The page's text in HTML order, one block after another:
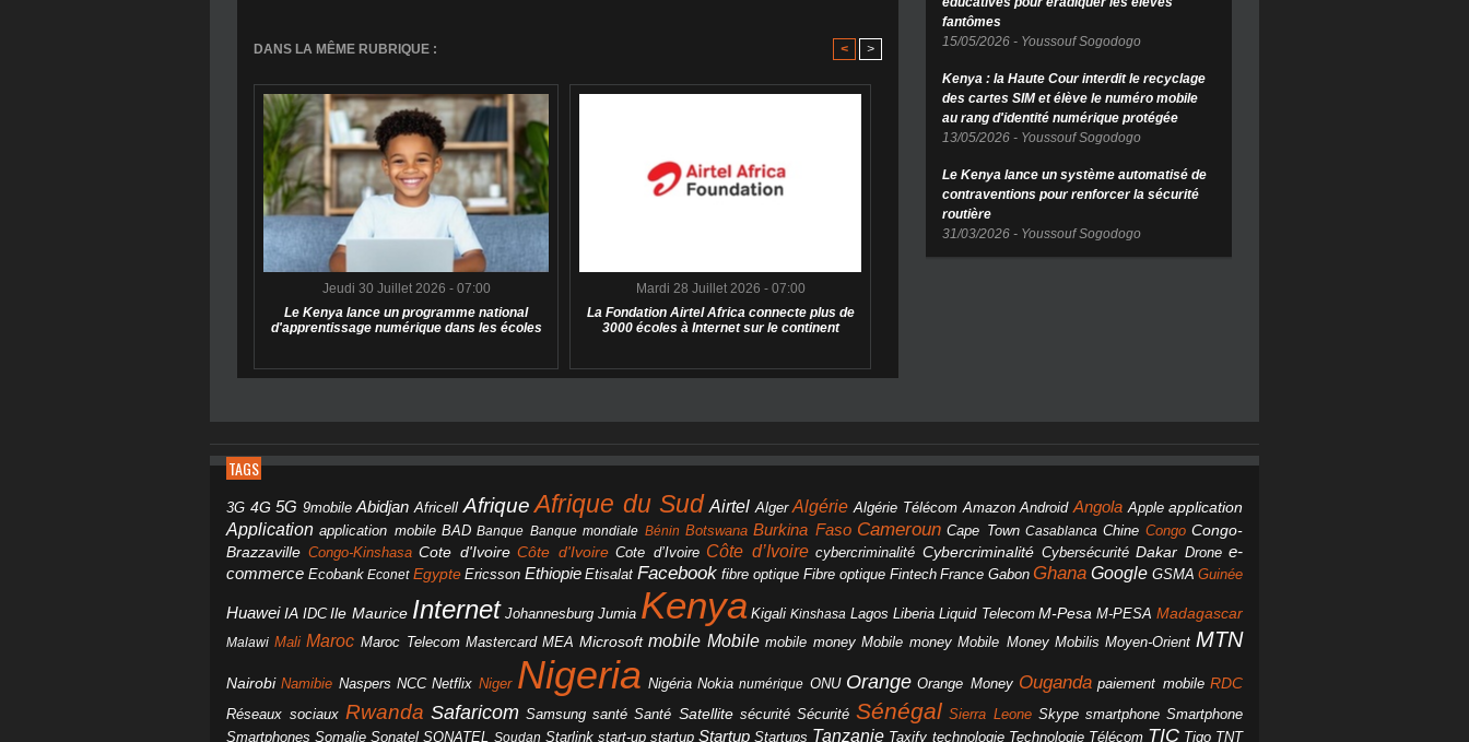
DANS LA MÊME RUBRIQUE : < >
Jeudi 30 Juillet 2026 - 07:00
Le Kenya lance un programme national
d'apprentissage numérique dans les écoles
Mardi 28 Juillet 2026 - 07:00
La Fondation Airtel Africa connecte plus de
3000 écoles à Internet sur le continent
fantômes
15/05/2026 - Youssouf Sogodogo
Kenya : la Haute Cour interdit le recyclage
des cartes SIM et élève le numéro mobile
au rang d'identité numérique protégée
13/05/2026 - Youssouf Sogodogo
Le Kenya lance un système automatisé de
contraventions pour renforcer la sécurité
routière
31/03/2026 - Youssouf Sogodogo
TAGS
3G 4G 5G 9mobile Abidjan Africell Afrique Afrique du Sud Airtel Alger Algérie Algérie Télécom Amazon Android Angola Apple application
Application application mobile BAD Banque Banque mondiale Bénin Botswana Burkina Faso Cameroun Cape Town Casablanca Chine Congo Congo-
Brazzaville Congo-Kinshasa Cote d'Ivoire Côte d'Ivoire Cote d’Ivoire Côte d’Ivoire cybercriminalité Cybercriminalité Cybersécurité Dakar Drone e-
commerce Ecobank Econet Egypte Ericsson Ethiopie Etisalat Facebook fibre optique Fibre optique Fintech France Gabon Ghana Google GSMA Guinée
Huawei IA IDC Ile Maurice Internet Johannesburg Jumia Kenya Kigali Kinshasa Lagos Liberia Liquid Telecom M-Pesa M-PESA Madagascar
Malawi Mali Maroc Maroc Telecom Mastercard MEA Microsoft mobile Mobile mobile money Mobile money Mobile Money Mobilis Moyen-Orient MTN
Nairobi Namibie Naspers NCC Netflix Niger Nigeria Nigéria Nokia numérique ONU Orange Orange Money Ouganda paiement mobile RDC
Réseaux sociaux Rwanda Safaricom Samsung santé Santé Satellite sécurité Sécurité Sénégal Sierra Leone Skype smartphone Smartphone
Smartphones Somalie Sonatel SONATEL Soudan Starlink start-up startup Startup Startups Tanzanie Taxify technologie Technologie Télécom TIC Tigo TNT